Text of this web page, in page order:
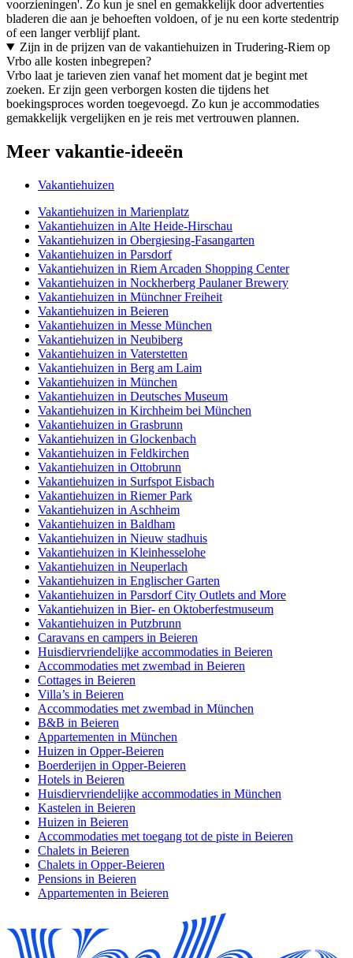
voorzieningen'. Zo kun je snel en gemakkelijk door advertenties
bladeren die aan je behoeften voldoen, of je nu een korte stedentrip
of een langer verblijf plant.
Zijn in de prijzen van de vakantiehuizen in Trudering-Riem op
Vrbo alle kosten inbegrepen?
Vrbo laat je tarieven zien vanaf het moment dat je begint met
zoeken. Er zijn geen verborgen kosten die tijdens het
boekingsproces worden toegevoegd. Zo kun je accommodaties
gemakkelijk vergelijken en je reis met vertrouwen plannen.
Meer vakantie-ideeën
Vakantiehuizen
Vakantiehuizen in Marienplatz
Vakantiehuizen in Alte Heide-Hirschau
Vakantiehuizen in Obergiesing-Fasangarten
Vakantiehuizen in Parsdorf
Vakantiehuizen in Riem Arcaden Shopping Center
Vakantiehuizen in Nockherberg Paulaner Brewery
Vakantiehuizen in Münchner Freiheit
Vakantiehuizen in Beieren
Vakantiehuizen in Messe München
Vakantiehuizen in Neubiberg
Vakantiehuizen in Vaterstetten
Vakantiehuizen in Berg am Laim
Vakantiehuizen in München
Vakantiehuizen in Deutsches Museum
Vakantiehuizen in Kirchheim bei München
Vakantiehuizen in Grasbrunn
Vakantiehuizen in Glockenbach
Vakantiehuizen in Feldkirchen
Vakantiehuizen in Ottobrunn
Vakantiehuizen in Surfspot Eisbach
Vakantiehuizen in Riemer Park
Vakantiehuizen in Aschheim
Vakantiehuizen in Baldham
Vakantiehuizen in Nieuw stadhuis
Vakantiehuizen in Kleinhesselohe
Vakantiehuizen in Neuperlach
Vakantiehuizen in Englischer Garten
Vakantiehuizen in Parsdorf City Outlets and More
Vakantiehuizen in Bier- en Oktoberfestmuseum
Vakantiehuizen in Putzbrunn
Caravans en campers in Beieren
Huisdiervriendelijke accommodaties in Beieren
Accommodaties met zwembad in Beieren
Cottages in Beieren
Villa’s in Beieren
Accommodaties met zwembad in München
B&B in Beieren
Appartementen in München
Huizen in Opper-Beieren
Boerderijen in Opper-Beieren
Hotels in Beieren
Huisdiervriendelijke accommodaties in München
Kastelen in Beieren
Huizen in Beieren
Accommodaties met toegang tot de piste in Beieren
Chalets in Beieren
Chalets in Opper-Beieren
Pensions in Beieren
Appartementen in Beieren